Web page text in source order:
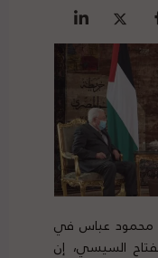
محمود عباس في
السيسي، إن